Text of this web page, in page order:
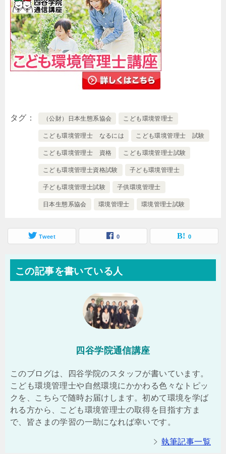
タグ （公財）日本生態系協会 こども環境管理士
こども環境管理士 なるには こども環境管理士 試験
こども環境管理士 資格 こども環境管理士試験
こども環境管理士資格試験 子ども環境管理士
子ども環境管理士試験 子供環境管理士
日本生態系協会 環境管理士 環境管理士試験
Tweet 0 0
この記事を書いている人
四谷学院通信講座
このブログは、四谷学院のスタッフが書いています。
こども環境管理士や自然環境にかかわる色々なトピッ
クを、こちらで随時お届けします。初めて環境を学ば
れる方から、こども環境管理士の取得を目指す方ま
で、皆さまの学習の一助になれば幸いです。
執筆記事一覧